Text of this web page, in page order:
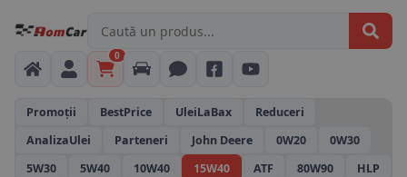
0
Promoții BestPrice UleiLaBax
Reduceri
AnalizaUlei
Parteneri John Deere 0W20
0W30
5W30
5W40 10W40 15W40 ATF 80W90
HLP